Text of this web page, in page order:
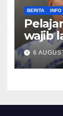
BERITA INFO
wajib
6